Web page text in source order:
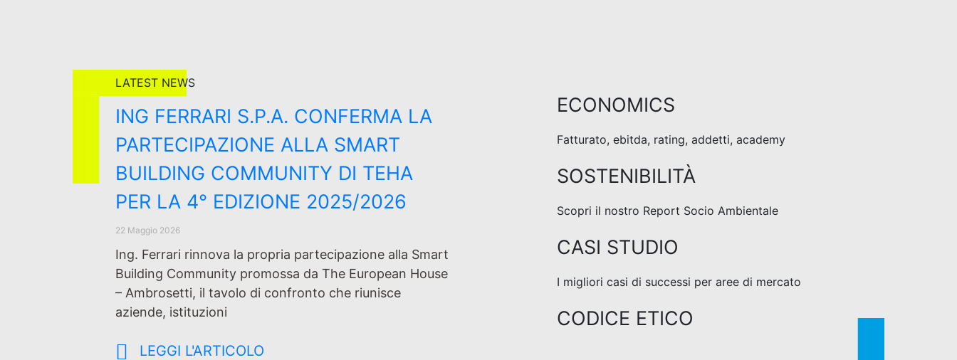
LATEST NEWS
ING FERRARI S.P.A. CONFERMA LA
PARTECIPAZIONE ALLA SMART
BUILDING COMMUNITY DI TEHA
PER LA 4° EDIZIONE 2025/2026
22 Maggio 2026
Ing. Ferrari rinnova la propria partecipazione alla Smart
Building Community promossa da The European House
– Ambrosetti, il tavolo di confronto che riunisce
aziende, istituzioni
LEGGI L'ARTICOLO
ECONOMICS
Fatturato, ebitda, rating, addetti, academy
SOSTENIBILITÀ
Scopri il nostro Report Socio Ambientale
CASI STUDIO
I migliori casi di successi per aree di mercato
CODICE ETICO